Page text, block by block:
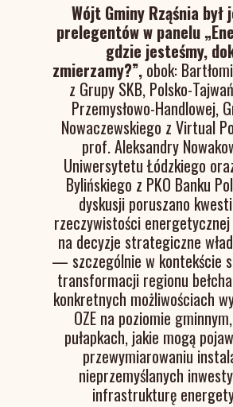
Wójt Gminy Rząśnia był
prelegentów w panelu
gdzie jesteśmy,
zmierzamy?”, obok:
z Grupy SKB, Polsko-
Przemysłowo-Handlowej,
Nowaczewskiego z Virtual
prof. Aleksandry
Uniwersytetu Łódzkiego
Bylińskiego z PKO Banku
dyskusji poruszano
rzeczywistości energetycznej
na decyzje strategiczne
— szczególnie w kontekście
transformacji regionu
konkretnych możliwościach
OZE na poziomie
pułapkach, jakie mogą
przewymiarowaniu
nieprzemyślanych
infrastrukturę